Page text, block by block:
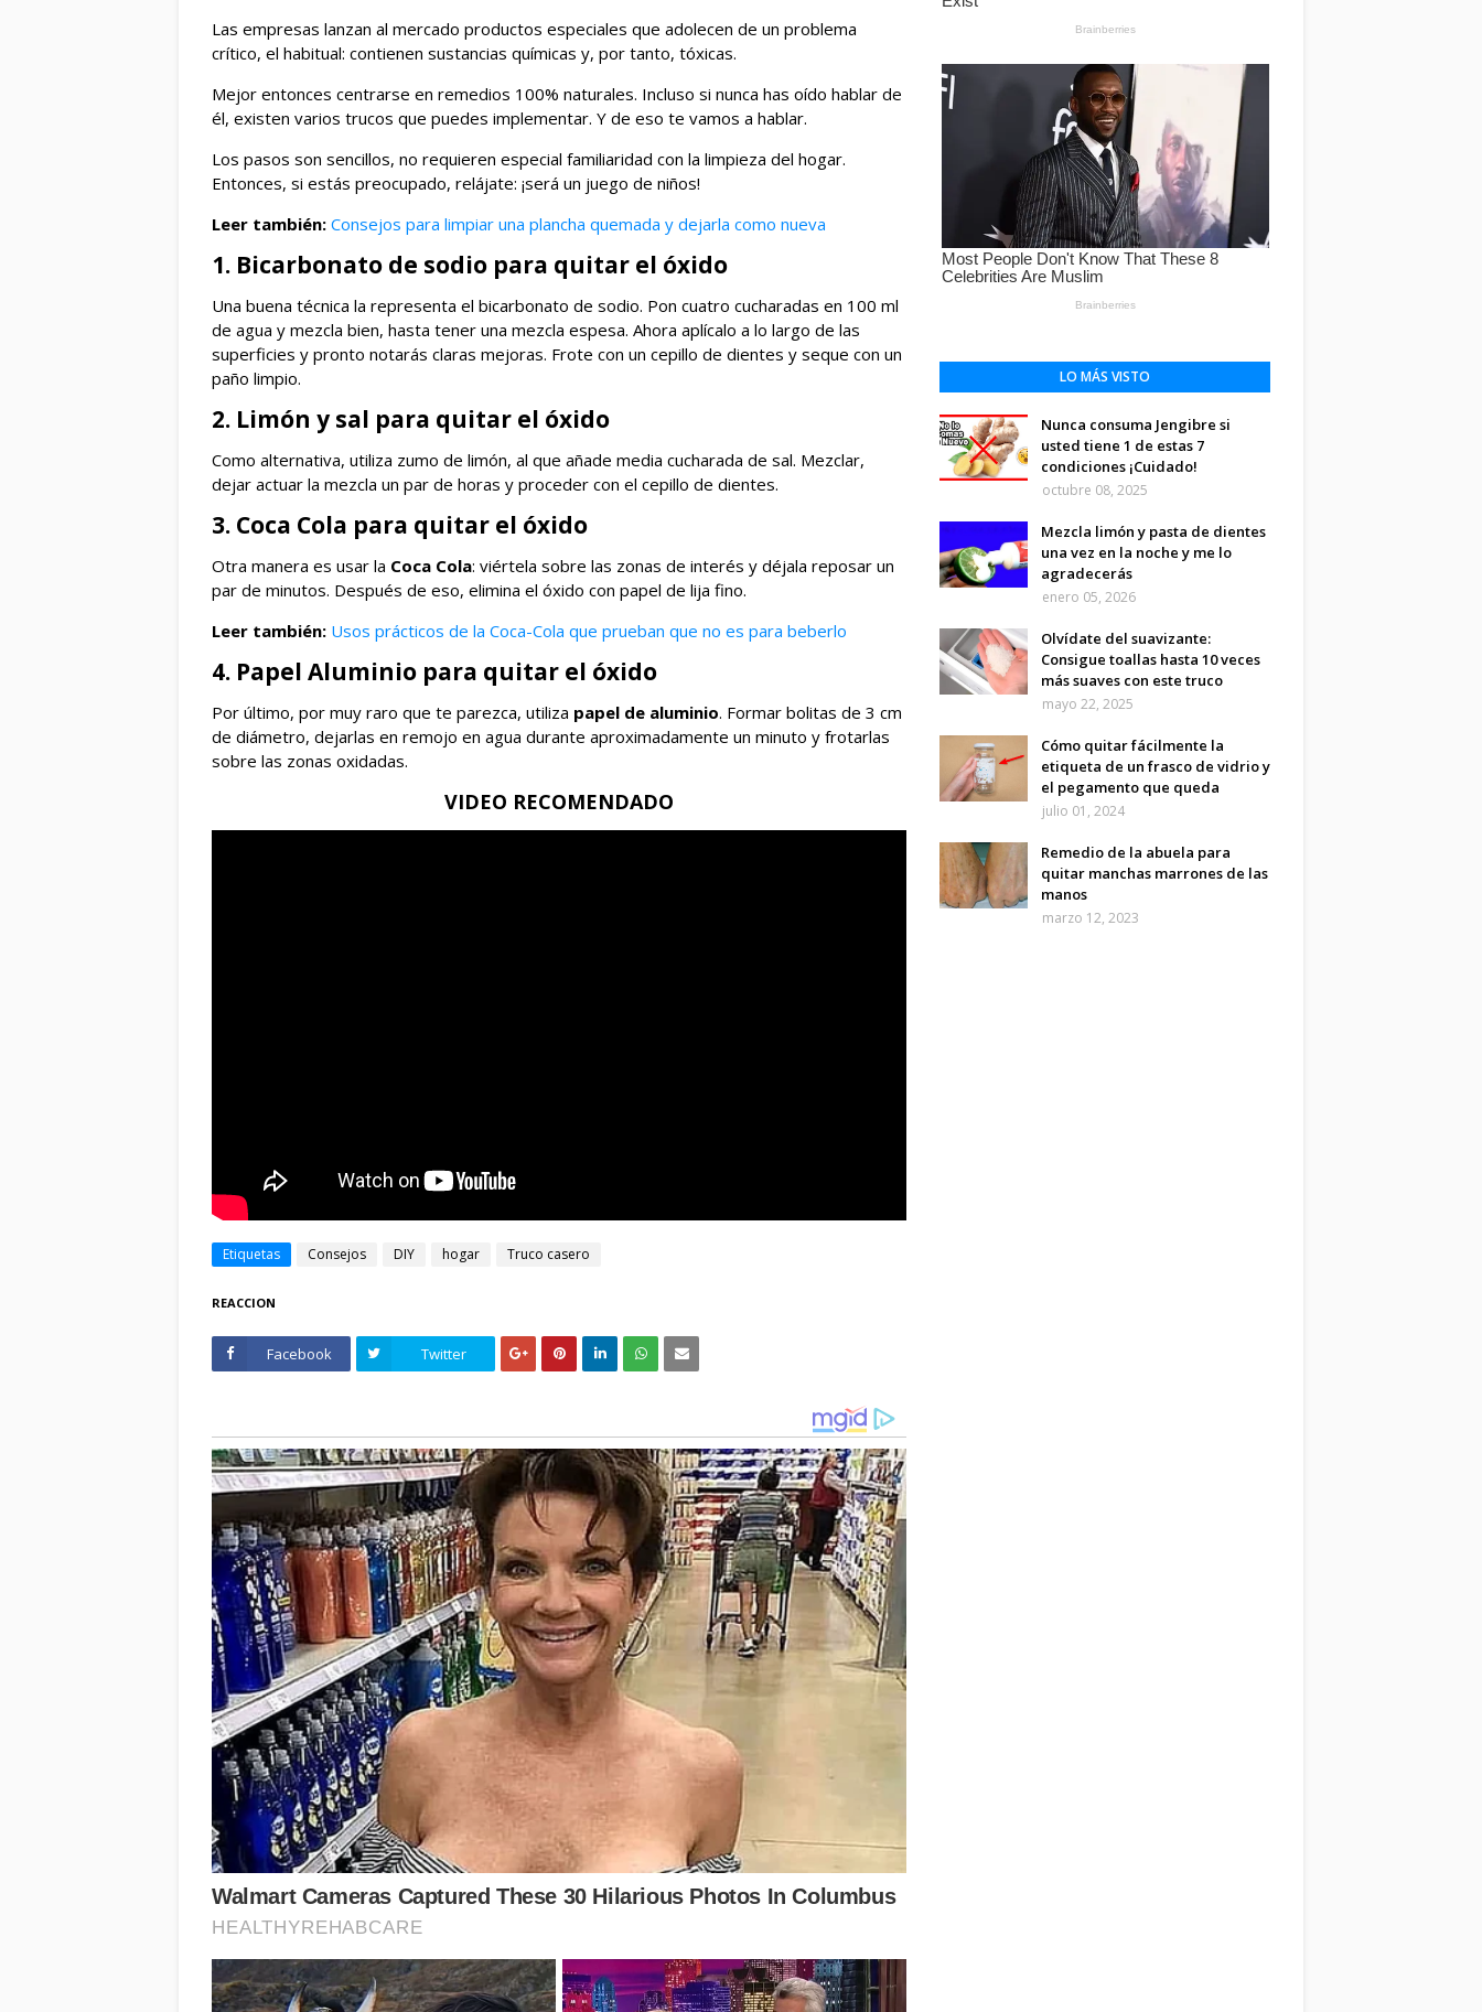
Las empresas lanzan al mercado productos especiales que adolecen de un problema
crítico, el habitual: contienen sustancias químicas y, por tanto, tóxicas.
Mejor entonces centrarse en remedios 100% naturales. Incluso si nunca has oído hablar de
él, existen varios trucos que puedes implementar. Y de eso te vamos a hablar.
Los pasos son sencillos, no requieren especial familiaridad con la limpieza del hogar.
Entonces, si estás preocupado, relájate: ¡será un juego de niños!
Leer también: Consejos para limpiar una plancha quemada y dejarla como nueva
1. Bicarbonato de sodio para quitar el óxido
Una buena técnica la representa el bicarbonato de sodio. Pon cuatro cucharadas en 100 ml
de agua y mezcla bien, hasta tener una mezcla espesa. Ahora aplícalo a lo largo de las
superficies y pronto notarás claras mejoras. Frote con un cepillo de dientes y seque con un
paño limpio.
2. Limón y sal para quitar el óxido
Como alternativa, utiliza zumo de limón, al que añade media cucharada de sal. Mezclar,
dejar actuar la mezcla un par de horas y proceder con el cepillo de dientes.
3. Coca Cola para quitar el óxido
Otra manera es usar la Coca Cola: viértela sobre las zonas de interés y déjala reposar un
par de minutos. Después de eso, elimina el óxido con papel de lija fino.
Leer también: Usos prácticos de la Coca-Cola que prueban que no es para beberlo
4. Papel Aluminio para quitar el óxido
Por último, por muy raro que te parezca, utiliza papel de aluminio. Formar bolitas de 3 cm
de diámetro, dejarlas en remojo en agua durante aproximadamente un minuto y frotarlas
sobre las zonas oxidadas.
VIDEO RECOMENDADO
Etiquetas Consejos DIY hogar Truco casero
REACCION
Facebook Twitter
LO MÁS VISTO
Nunca consuma Jengibre si
usted tiene 1 de estas 7
condiciones ¡Cuidado!
octubre 08, 2025
Mezcla limón y pasta de dientes
una vez en la noche y me lo
agradecerás
enero 05, 2026
Olvídate del suavizante:
Consigue toallas hasta 10 veces
más suaves con este truco
mayo 22, 2025
Cómo quitar fácilmente la
etiqueta de un frasco de vidrio y
el pegamento que queda
julio 01, 2024
Remedio de la abuela para
quitar manchas marrones de las
manos
marzo 12, 2023